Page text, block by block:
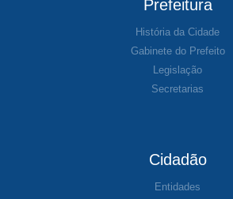
Prefeitura
História da Cidade
Gabinete do Prefeito
Legislação
Secretarias
Cidadão
Entidades